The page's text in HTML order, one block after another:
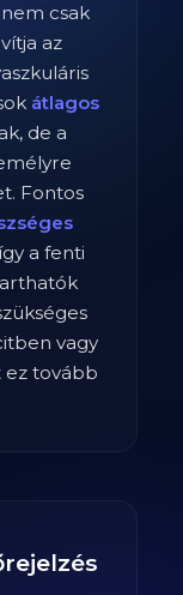
csak
az
átlagos
de a
Fontos
a fenti
vagy
ez tovább